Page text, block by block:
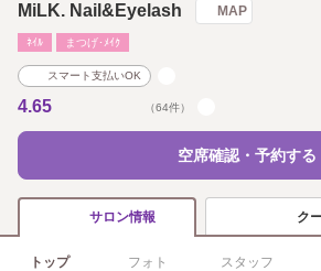
MiLK. Nail&Eyelash MAP
ﾈｲﾙ まつげ･ﾒｲｸ
スマート支払いOK
4.65 （64件）
空席確認・予約する
サロン情報 ク
トップ フォト スタッフ